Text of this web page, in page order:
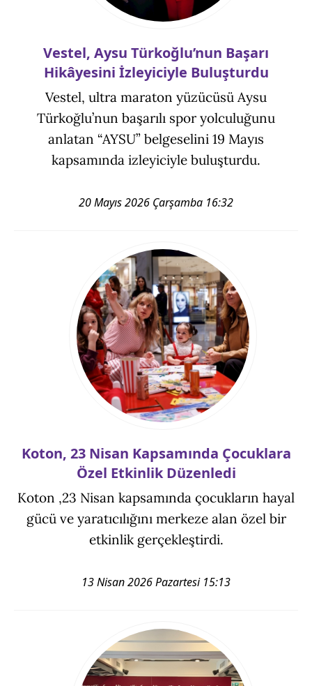
Vestel, Aysu Türkoğlu’nun Başarı
Hikâyesini İzleyiciyle Buluşturdu
Vestel, ultra maraton yüzücüsü Aysu
Türkoğlu’nun başarılı spor yolculuğunu
anlatan “AYSU” belgeselini 19 Mayıs
kapsamında izleyiciyle buluşturdu.
20 Mayıs 2026 Çarşamba 16:32
Koton, 23 Nisan Kapsamında Çocuklara
Özel Etkinlik Düzenledi
Koton ,23 Nisan kapsamında çocukların hayal
gücü ve yaratıcılığını merkeze alan özel bir
etkinlik gerçekleştirdi.
13 Nisan 2026 Pazartesi 15:13